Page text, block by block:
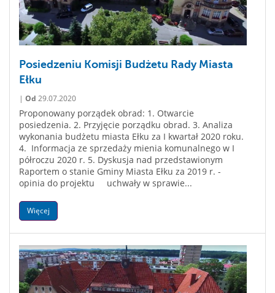
Posiedzeniu Komisji Budżetu Rady Miasta
Ełku
| Od 29.07.2020
Proponowany porządek obrad: 1. Otwarcie
posiedzenia. 2. Przyjęcie porządku obrad. 3. Analiza
wykonania budżetu miasta Ełku za I kwartał 2020 roku.
4. Informacja ze sprzedaży mienia komunalnego w I
półroczu 2020 r. 5. Dyskusja nad przedstawionym
Raportem o stanie Gminy Miasta Ełku za 2019 r. -
opinia do projektu uchwały w sprawie...
Więcej